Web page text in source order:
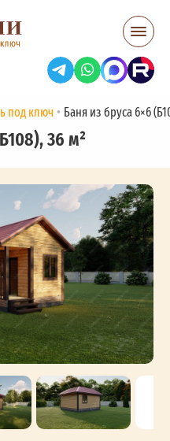
под ключ Баня из бруса 6×6
36 м²